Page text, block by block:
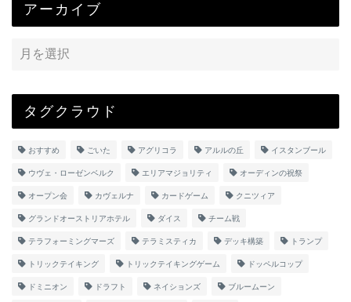
アーカイブ
タグクラウド
おすすめ ごいた アグリコラ アルルの丘 イスタンブール
ウヴェ・ローゼンベルク エリアマジョリティ オーディンの祝祭
オープン会 カヴェルナ カードゲーム クニツィア
グランドオーストリアホテル ダイス チーム戦
テラフォーミングマーズ テラミスティカ デッキ構築 トランプ
トリックテイキング トリックテイキングゲーム ドッペルコップ
ドミニオン ドラフト ネイションズ ブルームーン